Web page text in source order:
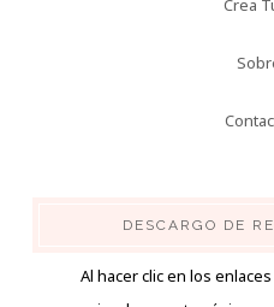
DESCARGO DE
Al hacer clic en los